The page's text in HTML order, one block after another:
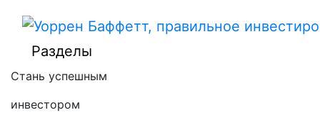
Разделы
Стань успешным
инвестором